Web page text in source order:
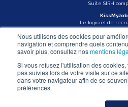
Nous utilisons des cookies pour
navigation et comprendre quels
savoir plus, consultez nosmentions
Si vous refusez l'utilisation des
pas suivies lors de votre visite sur ce
dans votre navigateur afin de se
préférences.
Suite SIRH
KissMyJob
Le logiciel de
Veille
Nous
Mentions